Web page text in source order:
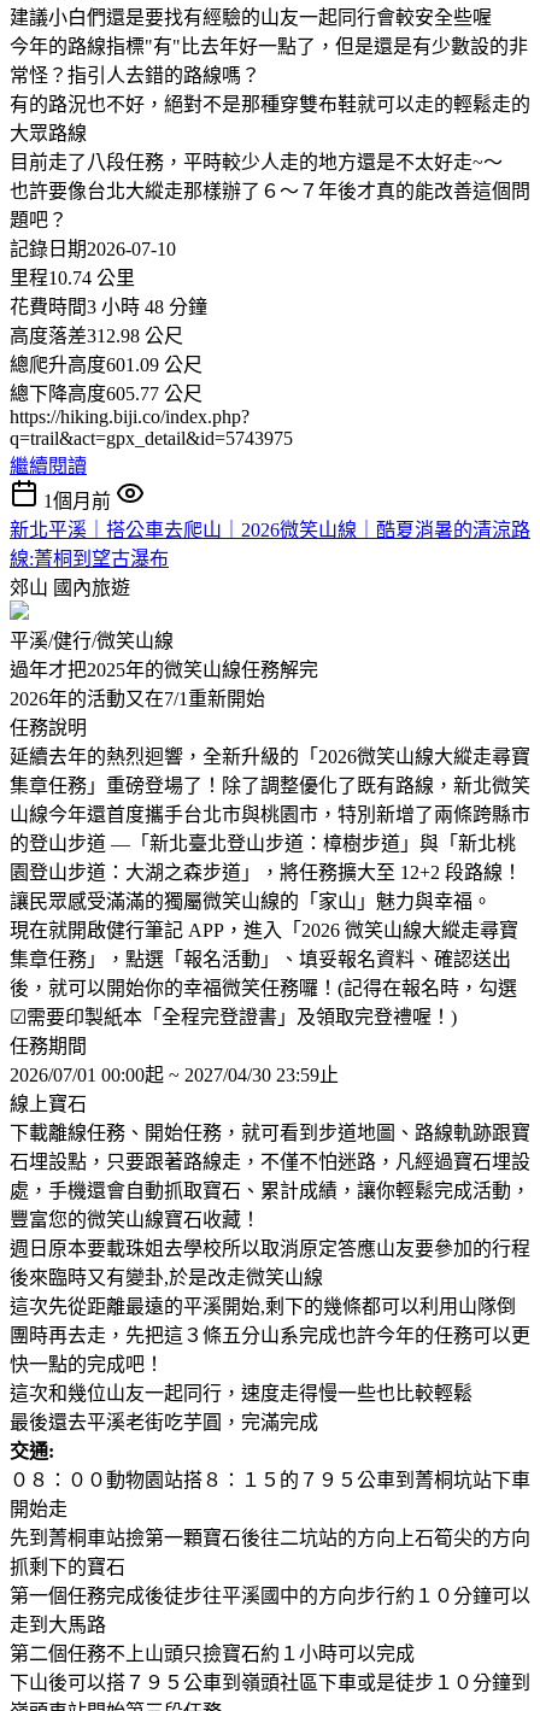
建議小白們還是要找有經驗的山友一起同行會較安全些喔
今年的路線指標"有"比去年好一點了，但是還是有少數設的非
常怪？指引人去錯的路線嗎？
有的路況也不好，絕對不是那種穿雙布鞋就可以走的輕鬆走的
大眾路線
目前走了八段任務，平時較少人走的地方還是不太好走~～
也許要像台北大縱走那樣辦了６～７年後才真的能改善這個問
題吧？
記錄日期2026-07-10
里程10.74 公里
花費時間3 小時 48 分鐘
高度落差312.98 公尺
總爬升高度601.09 公尺
總下降高度605.77 公尺
https://hiking.biji.co/index.php?
q=trail&act=gpx_detail&id=5743975
繼續閱讀
1個月前
新北平溪｜搭公車去爬山｜2026微笑山線｜酷夏消暑的清涼路
線:菁桐到望古瀑布
郊山 國內旅遊
平溪/健行/微笑山線
過年才把2025年的微笑山線任務解完
2026年的活動又在7/1重新開始
任務說明
延續去年的熱烈迴響，全新升級的「2026微笑山線大縱走尋寶
集章任務」重磅登場了！除了調整優化了既有路線，新北微笑
山線今年還首度攜手台北市與桃園市，特別新增了兩條跨縣市
的登山步道 —「新北臺北登山步道：樟樹步道」與「新北桃
園登山步道：大湖之森步道」，將任務擴大至 12+2 段路線！
讓民眾感受滿滿的獨屬微笑山線的「家山」魅力與幸福。
現在就開啟健行筆記 APP，進入「2026 微笑山線大縱走尋寶
集章任務」，點選「報名活動」、填妥報名資料、確認送出
後，就可以開始你的幸福微笑任務囉！(記得在報名時，勾選
☑需要印製紙本「全程完登證書」及領取完登禮喔！)
任務期間
2026/07/01 00:00起 ~ 2027/04/30 23:59止
線上寶石
下載離線任務、開始任務，就可看到步道地圖、路線軌跡跟寶
石埋設點，只要跟著路線走，不僅不怕迷路，凡經過寶石埋設
處，手機還會自動抓取寶石、累計成績，讓你輕鬆完成活動，
豐富您的微笑山線寶石收藏！
週日原本要載珠姐去學校所以取消原定答應山友要參加的行程
後來臨時又有變卦,於是改走微笑山線
這次先從距離最遠的平溪開始,剩下的幾條都可以利用山隊倒
團時再去走，先把這３條五分山系完成也許今年的任務可以更
快一點的完成吧！
這次和幾位山友一起同行，速度走得慢一些也比較輕鬆
最後還去平溪老街吃芋圓，完滿完成
交通:
０８：００動物園站搭８：１５的７９５公車到菁桐坑站下車
開始走
先到菁桐車站撿第一顆寶石後往二坑站的方向上石筍尖的方向
抓剩下的寶石
第一個任務完成後徒步往平溪國中的方向步行約１０分鐘可以
走到大馬路
第二個任務不上山頭只撿寶石約１小時可以完成
下山後可以搭７９５公車到嶺頭社區下車或是徒步１０分鐘到